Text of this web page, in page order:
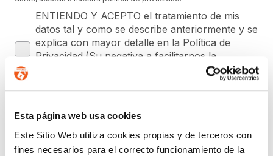
Esta página web usa cookies
Este Sitio Web utiliza cookies propias y de terceros con
fines necesarios para el correcto funcionamiento de la
ENTIENDO Y ACEPTO el tratamiento de mis
datos tal y como se describe anteriormente y se
explica con mayor detalle en la Política de
Privacidad.(Su negativa a facilitarnos la
autorización implicará la imposibilidad de tratar
SUSCRIPCIÓN GRATUITA A
NEWSLETTER DE FORLOPD